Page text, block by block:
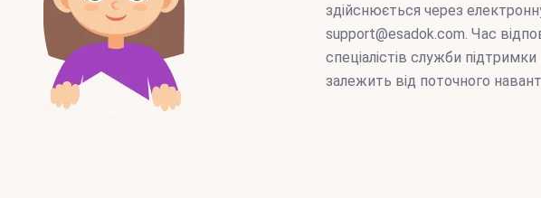
здійснюється через
support@esadok.com . Час
спеціалістів служби підтримки
залежить від поточного